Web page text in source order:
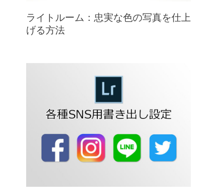
ライトルーム：忠実な色の写真を仕上
げる方法